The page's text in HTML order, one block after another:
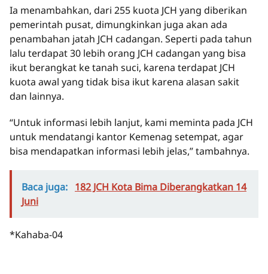
Ia menambahkan, dari 255 kuota JCH yang diberikan
pemerintah pusat, dimungkinkan juga akan ada
penambahan jatah JCH cadangan. Seperti pada tahun
lalu terdapat 30 lebih orang JCH cadangan yang bisa
ikut berangkat ke tanah suci, karena terdapat JCH
kuota awal yang tidak bisa ikut karena alasan sakit
dan lainnya.
“Untuk informasi lebih lanjut, kami meminta pada JCH
untuk mendatangi kantor Kemenag setempat, agar
bisa mendapatkan informasi lebih jelas,” tambahnya.
Baca juga: 182 JCH Kota Bima Diberangkatkan 14
Juni
*Kahaba-04